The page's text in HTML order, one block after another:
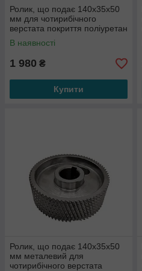
Ролик, що подає 140x35x50
мм для чотирибічного
верстата покриття поліуретан
В наявності
1 980 ₴
Купити
Ролик, що подає 140x35x50
мм металевий для
чотирибічного верстата